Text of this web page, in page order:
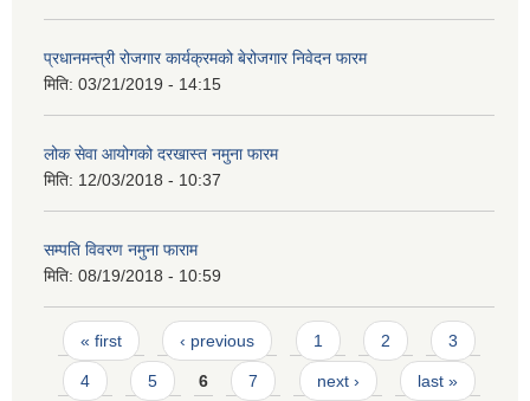
प्रधानमन्त्री रोजगार कार्यक्रमको बेरोजगार निवेदन फारम
मिति: 03/21/2019 - 14:15
लोक सेवा आयोगको दरखास्त नमुना फारम
मिति: 12/03/2018 - 10:37
सम्पति विवरण नमुना फाराम
मिति: 08/19/2018 - 10:59
Pages
« first ‹ previous 1 2 3
4 5 6 7 next › last »